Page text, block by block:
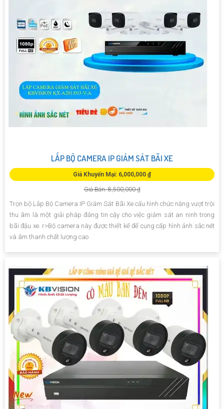
LẮP BỘ CAMERA IP GIÁM SÁT BÃI XE
Giá Khuyến Mại: 6,000,000 ₫
Giá Bán: 8,500,000 ₫
Trọn bộ Lắp Bộ Camera IP Giám Sát Bãi Xe cấu hình chức năng vượt trội
thu âm là một giải pháp đáng tin cậy cho việc giám sát an ninh trong
bãi đậu xe. r>Bộ camera này được thiết kế để cung cấp hình ảnh sắc nét
và âm thanh chất lượng cao